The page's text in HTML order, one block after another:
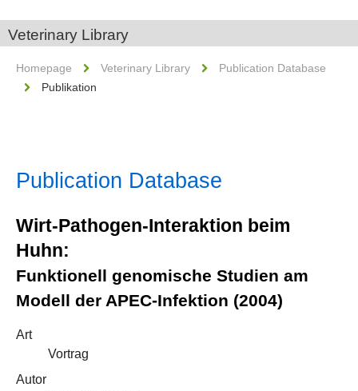
Veterinary Library
Homepage Veterinary Library
Publication Database
Publikation
Publication Database
Wirt-Pathogen-Interaktion beim
Huhn:
Funktionell genomische Studien am
Modell der APEC-Infektion (2004)
Art
Vortrag
Autor